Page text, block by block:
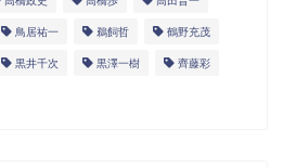
鳥居祐一 鵜飼哲 鶴野充茂
黒井千次 黒澤一樹 齊藤彩